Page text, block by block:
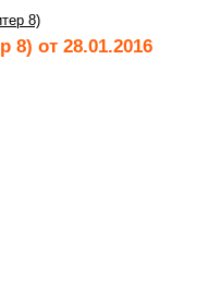
8)
8) от 28.01.2016